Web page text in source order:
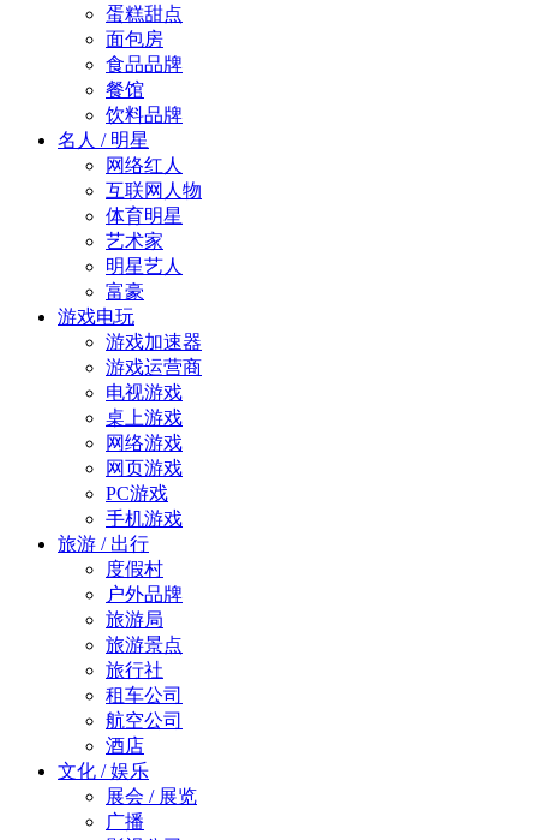
蛋糕甜点
面包房
食品品牌
餐馆
饮料品牌
名人 / 明星
网络红人
互联网人物
体育明星
艺术家
明星艺人
富豪
游戏电玩
游戏加速器
游戏运营商
电视游戏
桌上游戏
网络游戏
网页游戏
PC游戏
手机游戏
旅游 / 出行
度假村
户外品牌
旅游局
旅游景点
旅行社
租车公司
航空公司
酒店
文化 / 娱乐
展会 / 展览
广播